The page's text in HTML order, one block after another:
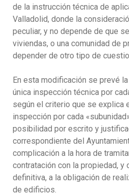
de la instrucción técnica de
Valladolid, donde la
peculiar, y no depende de que
viviendas, o una comunidad de
depender de otro tipo de
En esta modificación se prevé
única inspección técnica por
según el criterio que se explica
inspección por cada
posibilidad por escrito y
correspondiente del
complicación a la hora de
contratación con la propiedad, y
definitiva, a la obligación de
de edificios.